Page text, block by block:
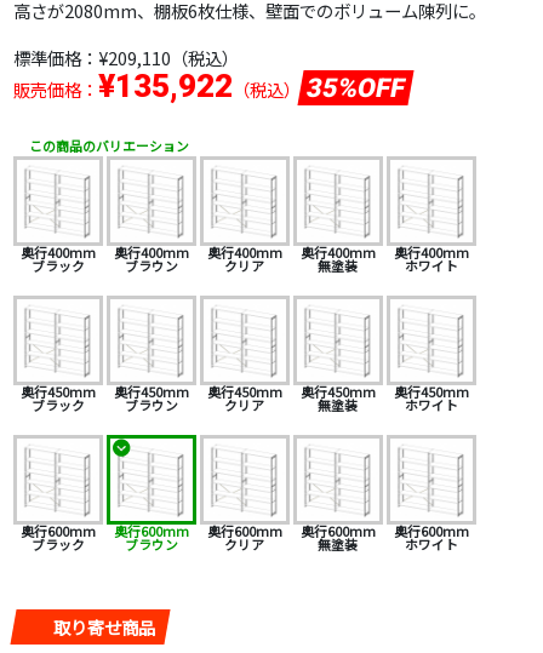
高さが2080mm、棚板6枚仕様、壁面でのボリューム陳列に。
標準価格： ¥209,110 （税込）
販売価格： ¥135,922 （税込） 35%OFF
この商品のバリエーション
奥行400mm
ブラック
奥行400mm
ブラウン
奥行400mm
クリア
奥行400mm
無塗装
奥行400mm
ホワイト
奥行450mm
ブラック
奥行450mm
ブラウン
奥行450mm
クリア
奥行450mm
無塗装
奥行450mm
ホワイト
奥行600mm
ブラック
奥行600mm
ブラウン
奥行600mm
クリア
奥行600mm
無塗装
奥行600mm
ホワイト
取り寄せ商品